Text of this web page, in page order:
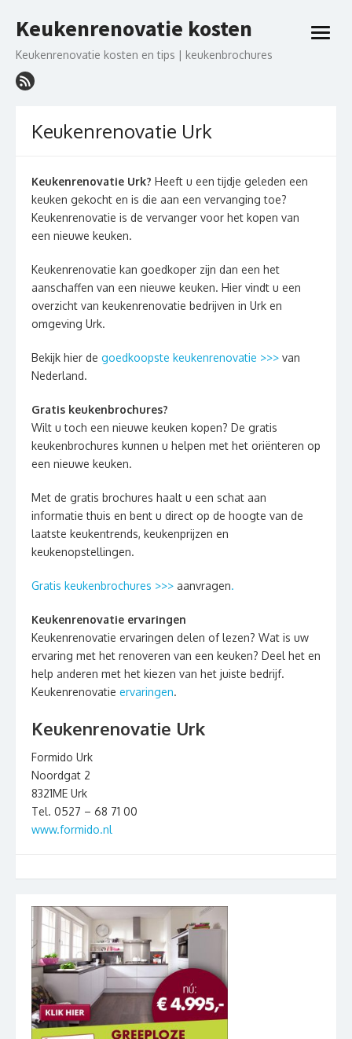
naar
inhoud
Keukenrenovatie kosten
Keukenrenovatie kosten en tips | keukenbrochures
open
Keukenrenovatie Urk
Keukenrenovatie Urk? Heeft u een tijdje geleden een
keuken gekocht en is die aan een vervanging toe?
Keukenrenovatie is de vervanger voor het kopen van
een nieuwe keuken.
Keukenrenovatie kan goedkoper zijn dan een het
aanschaffen van een nieuwe keuken. Hier vindt u een
overzicht van keukenrenovatie bedrijven in Urk en
omgeving Urk.
Bekijk hier de goedkoopste keukenrenovatie >>> van
Nederland.
Gratis keukenbrochures?
Wilt u toch een nieuwe keuken kopen? De gratis
keukenbrochures kunnen u helpen met het oriënteren op
een nieuwe keuken.
Met de gratis brochures haalt u een schat aan
informatie thuis en bent u direct op de hoogte van de
laatste keukentrends, keukenprijzen en
keukenopstellingen.
Gratis keukenbrochures >>> aanvragen.
Keukenrenovatie ervaringen
Keukenrenovatie ervaringen delen of lezen? Wat is uw
ervaring met het renoveren van een keuken? Deel het en
help anderen met het kiezen van het juiste bedrijf.
Keukenrenovatie ervaringen.
Keukenrenovatie Urk
Formido Urk
Noordgat 2
8321ME Urk
Tel. 0527 – 68 71 00
www.formido.nl